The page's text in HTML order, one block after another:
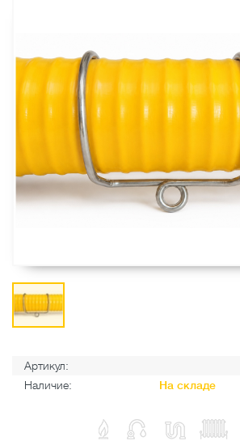
Артикул:
Наличие:
На складе